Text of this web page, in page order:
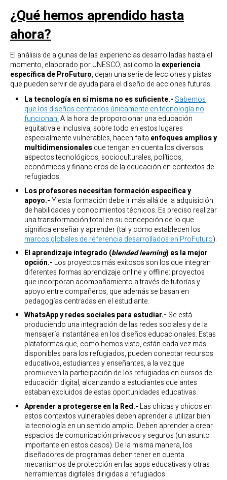
¿Qué hemos aprendido hasta
ahora?
El análisis de algunas de las experiencias desarrolladas hasta el
momento, elaborado por UNESCO, así como la experiencia
específica de ProFuturo, dejan una serie de lecciones y pistas
que pueden servir de ayuda para el diseño de acciones futuras.
La tecnología en sí misma no es suficiente.-Sabemos
que los diseños centrados únicamente en tecnología no
funcionan.A la hora de proporcionar una educación
equitativa e inclusiva, sobre todo en estos lugares
especialmente vulnerables, hacen falta enfoques amplios y
multidimensionalesque tengan en cuenta los diversos
aspectos tecnológicos, socioculturales, políticos,
económicos y financieros de la educación en contextos de
refugiados.
Los profesores necesitan formación específica y
apoyo.-Y esta formación debe ir más allá de la adquisición
de habilidades y conocimientos técnicos. Es preciso realizar
una transformación total en su concepción de lo que
significa enseñar y aprender (tal y como establecen los
marcos globales de referencia desarrollados en ProFuturo).
El aprendizaje integrado (blended learning) es la mejor
opción.- Los proyectos más exitosos son los que integran
diferentes formas aprendizaje online y offline: proyectos
que incorporan acompañamiento a través de tutorías y
apoyo entre compañeros, que además se basan en
pedagogías centradas en el estudiante.
WhatsApp y redes sociales para estudiar.- Se está
produciendo una integración de las redes sociales y de la
mensajería instantánea en los diseños educacionales. Estas
plataformas que, como hemos visto, están cada vez más
disponibles para los refugiados, pueden conectar recursos
educativos, estudiantes y enseñantes, a la vez que
promueven la participación de los refugiados en cursos de
educación digital, alcanzando a estudiantes que antes
estaban excluidos de estas oportunidades educativas.
Aprender a protegerse en la Red.- Las chicas y chicos en
estos contextos vulnerables deben aprender a utilizar bien
la tecnología en un sentido amplio. Deben aprender a crear
espacios de comunicación privados y seguros (un asunto
importante en estos casos). De la misma manera, los
diseñadores de programas deben tener en cuenta
mecanismos de protección en las apps educativas y otras
herramientas digitales dirigidas a refugiados.